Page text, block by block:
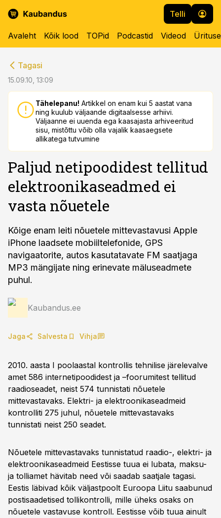
Telli
Avaleht Kõik lood TOPid Podcastid Videod
Tagasi
15.09.10, 13:09
Tähelepanu! Artikkel on enam kui 5 aastat vana
ning kuulub väljaande digitaalsesse arhiivi.
Väljaanne ei uuenda ega kaasajasta arhiveeritud
sisu, mistõttu võib olla vajalik kaasaegsete
allikatega tutvumine
Paljud netipoodidest tellitud
elektroonikaseadmed ei
vasta nõuetele
Kõige enam leiti nõuetele mittevastavusi Apple
iPhone laadsete mobiiltelefonide, GPS
navigaatorite, autos kasutatavate FM saatjaga
MP3 mängijate ning erinevate mäluseadmete
puhul.
Kaubandus.ee
Jaga Salvesta Vihja
2010. aasta I poolaastal kontrollis tehnilise järelevalve
amet 586 internetipoodidest ja –foorumitest tellitud
raadioseadet, neist 574 tunnistati nõuetele
mittevastavaks. Elektri- ja elektroonikaseadmeid
kontrolliti 275 juhul, nõuetele mittevastavaks
tunnistati neist 250 seadet.
Nõuetele mittevastavaks tunnistatud raadio-, elektri- ja
elektroonikaseadmeid Eestisse tuua ei lubata, maksu-
ja tolliamet hävitab need või saadab saatjale tagasi.
Eestis läbivad kõik väljastpoolt Euroopa Liitu saabunud
postisaadetised tollikontrolli, mille üheks osaks on
nõuetele vastavuse kontroll. Eestisse võib tuua ainult